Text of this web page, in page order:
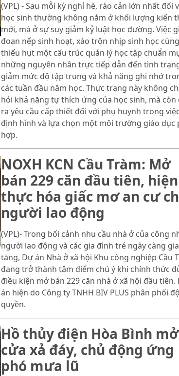
(VPL) - Sau mỗi kỳ nghỉ hè, rào cản lớn nhất đối
học sinh thường không nằm ở khối lượng kiến
mới, mà ở sự suy giảm kỷ luật học đường. Việc
đoạn nếp sinh hoạt, xáo trộn nhịp sinh học
thiếu hụt một cấu trúc quản lý học tập chuẩn
những nguyên nhân trực tiếp dẫn đến tình
giảm mức độ tập trung và khả năng ghi nhớ
các tuần đầu năm học. Thực trạng này không
hỏi khả năng tự thích ứng của học sinh, mà còn
ra yêu cầu cấp thiết đối với phụ huynh trong
định hình và lựa chọn một môi trường giáo dục
hợp.
NOXH KCN Cầu Tràm: Mở
bán 229 căn đầu tiên, hiện
thực hóa giấc mơ an cư
người lao động
(VPL)- Trong bối cảnh nhu cầu nhà ở của công
người lao động và các gia đình trẻ ngày càng gia
tăng, Dự án Nhà ở xã hội Khu công nghiệp Cầu
đang trở thành tâm điểm chú ý khi chính thức
điều kiện mở bán 229 căn nhà ở xã hội đầu tiên.
án hiện do Công ty TNHH BIV PLUS phân phối
quyền.
Hồ thủy điện Hòa Bình
cửa xả đáy, chủ động ứng
phó mưa lũ